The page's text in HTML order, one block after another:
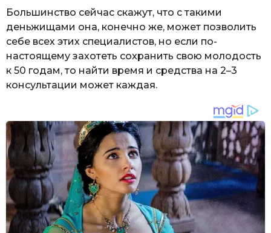
Большинство сейчас скажут, что с такими
деньжищами она, конечно же, может позволить
себе всех этих специалистов, но если по-
настоящему захотеть сохранить свою молодость
к 50 годам, то найти время и средства на 2–3
консультации может каждая.